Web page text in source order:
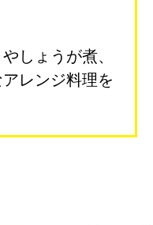
しょうが煮、
レンジ料理を